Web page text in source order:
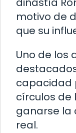
motivo de
que su
Uno de los
capacidad
círculos de
ganarse la
real.